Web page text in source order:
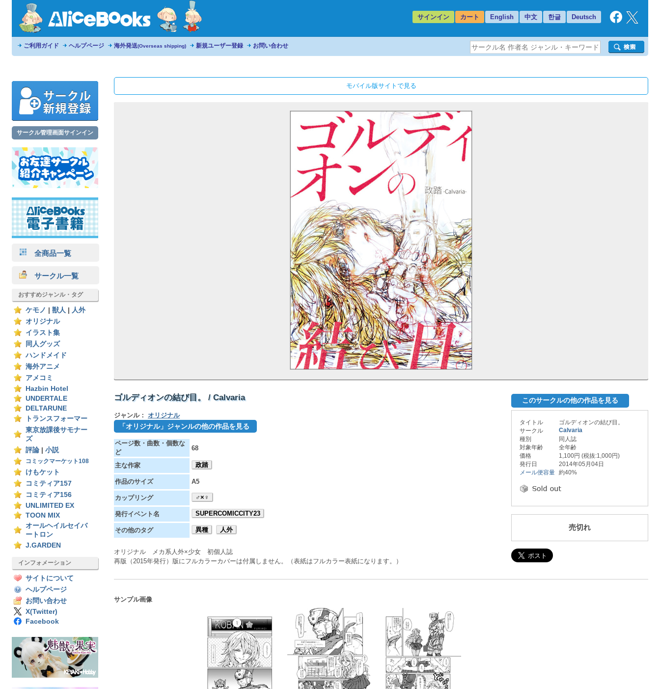
サインイン カート English 中文 한글 Deutsch
ご利用ガイド ヘルプページ 海外発送(Overseas shipping) 新規ユーザー登録 お問い合わせ
サークル管理画面サインイン
全商品一覧
サークル一覧
おすすめジャンル・タグ
ケモノ 獣人
人外
オリジナル
イラスト集
同人グッズ
ハンドメイド
海外アニメ
アメコミ
Hazbin Hotel
UNDERTALE
DELTARUNE
トランスフォーマー
東京放課後サモナー
ズ
評論
小説
コミックマーケット108
けもケット
コミティア157
コミティア156
UNLIMITED EX
TOON MIX
オールヘイルセイバ
ートロン
J.GARDEN
インフォメーション
サイトについて
ヘルプページ
お問い合わせ
X(Twitter)
Facebook
モバイル版サイトで見る
ゴルディオンの結び目。 / Calvaria
ジャンル： オリジナル
「オリジナル」ジャンルの他の作品を見る
ページ数・曲数・個数な
ど
68
主な作家 政踏
作品のサイズ A5
カップリング ♂×♀
発行イベント名 SUPERCOMICCITY23
その他のタグ 異種 人外
オリジナル メカ系人外×少女 初個人誌
再版（2015年発行）版にフルカラーカバーは付属しません。（表紙はフルカラー表紙になります。）
このサークルの他の作品を見る
タイトル
ゴルディオンの結び目。
サークル
Calvaria
種別
同人誌
対象年齢
全年齢
価格
1,100円 (税抜:1,000円)
発行日
2014年05月04日
メール便容量 約40%
売切れ
サンプル画像